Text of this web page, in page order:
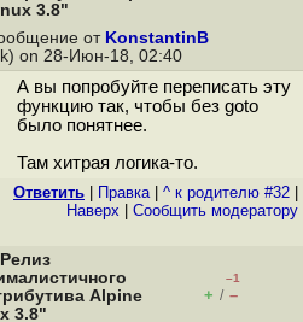
3.8"
от KonstantinB
on 28-Июн-18, 02:40
А вы попробуйте переписать эту
функцию так, чтобы без goto
было понятнее.
Там хитрая логика-то.
Ответить Правка| ^ к родителю #32
Наверх
Cообщить модератору
Alpine
3.8"
–1
+ / –